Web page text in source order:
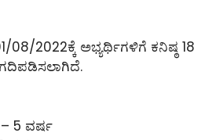
08/2022ಕ್ಕೆ ಅಭ್ಯರ್ಥಿಗಳಿಗೆ ಕನಿಷ್ಠ 18
– 5 ವರ್ಷ